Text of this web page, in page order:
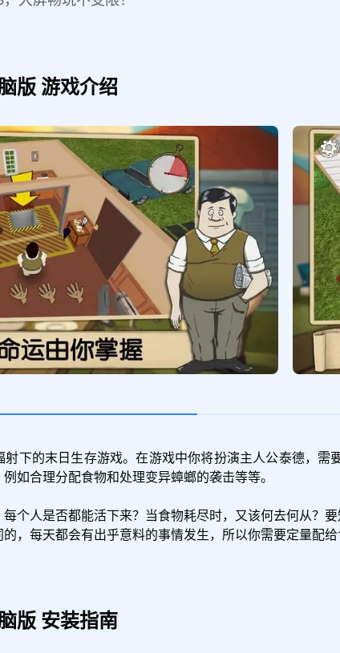
版 游戏介绍
射下的末日生存游戏。在游戏中你将扮演主人公泰德，
如合理分配食物和处理变异蟑螂的袭击等等。
个人是否都能活下来？当食物耗尽时，又该何去何从？
，每天都会有出乎意料的事情发生，所以你需要定量配
版 安装指南